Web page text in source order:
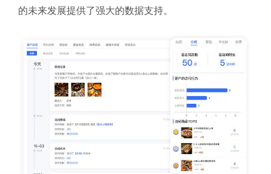
的未来发展提供了强大的数据支持。